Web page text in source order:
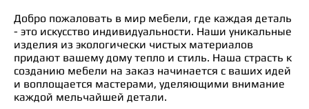
Добро пожаловать в мир мебели, где каждая деталь
- это искусство индивидуальности. Наши уникальные
изделия из экологически чистых материалов
придают вашему дому тепло и стиль. Наша страсть к
созданию мебели на заказ начинается с ваших идей
и воплощается мастерами, уделяющими внимание
каждой мельчайшей детали.